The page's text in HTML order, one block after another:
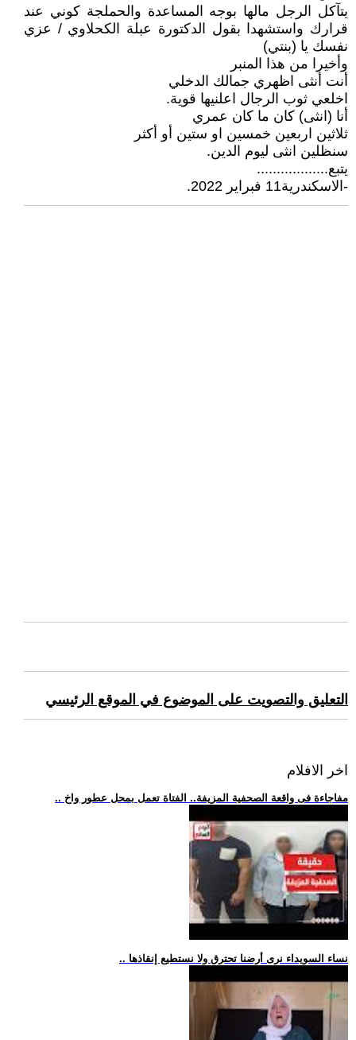
يتآكل الرجل مالها بوجه المساعدة والحملجة كوني عند
قرارك واستشهدا بقول الدكتورة عبلة الكحلاوي / عزي
نفسك يا (بنتي)
وأخيرا من هذا المنبر
أنت أنثى اظهري جمالك الدخلي
اخلعي ثوب الرجال اعلنيها قوية.
أنا (انثى) كان ما كان عمري
ثلاثين اربعين خمسين او ستين أو أكثر
سنظلين انثى ليوم الدين.
يتبع..................
-الاسكندرية11 فبراير 2022.
التعليق والتصويت على الموضوع في الموقع الرئيسي
اخر الافلام
.. مفاجاءة فى واقعة الصحفية المزيفة.. الفتاة تعمل بمحل عطور واخ
.. نساء السويداء نرى أرضنا تحترق ولا نستطيع إنقاذها